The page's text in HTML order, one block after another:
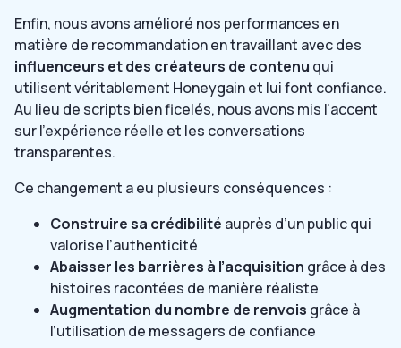
Enfin, nous avons amélioré nos performances en
matière de recommandation en travaillant avec des
influenceurs et des créateurs de contenu qui
utilisent véritablement Honeygain et lui font confiance.
Au lieu de scripts bien ficelés, nous avons mis l’accent
sur l’expérience réelle et les conversations
transparentes.
Ce changement a eu plusieurs conséquences :
Construire sa crédibilité auprès d’un public qui
valorise l’authenticité
Abaisser les barrières à l’acquisition grâce à des
histoires racontées de manière réaliste
Augmentation du nombre de renvois grâce à
l’utilisation de messagers de confiance